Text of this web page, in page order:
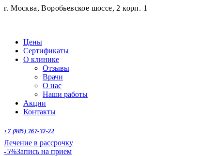
г. Москва, Воробьевское шоссе, 2 корп. 1
Цены
Сертификаты
О клинике
Отзывы
Врачи
О нас
Наши работы
Акции
Контакты
+7 (985) 767-32-22
Лечение в рассрочку
-5%Запись на прием